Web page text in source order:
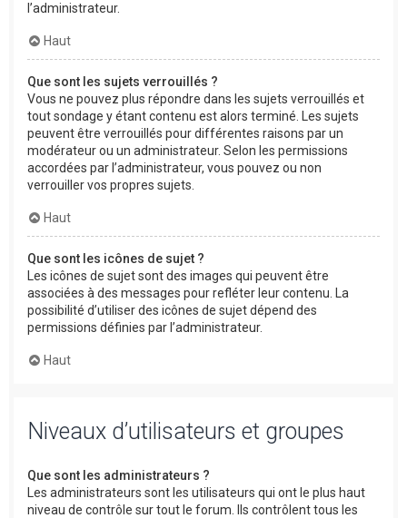
l’administrateur.
Haut
Que sont les sujets verrouillés ?
Vous ne pouvez plus répondre dans les sujets verrouillés et
tout sondage y étant contenu est alors terminé. Les sujets
peuvent être verrouillés pour différentes raisons par un
modérateur ou un administrateur. Selon les permissions
accordées par l’administrateur, vous pouvez ou non
verrouiller vos propres sujets.
Haut
Que sont les icônes de sujet ?
Les icônes de sujet sont des images qui peuvent être
associées à des messages pour refléter leur contenu. La
possibilité d’utiliser des icônes de sujet dépend des
permissions définies par l’administrateur.
Haut
Niveaux d’utilisateurs et groupes
Que sont les administrateurs ?
Les administrateurs sont les utilisateurs qui ont le plus haut
niveau de contrôle sur tout le forum. Ils contrôlent tous les